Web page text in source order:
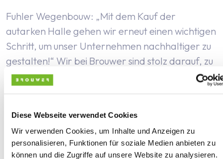
Diese Webseite verwendet Cookies
Wir verwenden Cookies, um Inhalte und Anzeigen zu
personalisieren, Funktionen für soziale Medien anbieten zu
können und die Zugriffe auf unsere Website zu analysieren.
Fuhler Wegenbouw: „Mit dem Kauf der
autarken Halle gehen wir erneut einen wichtigen
Schritt, um unser Unternehmen nachhaltiger zu
gestalten!“ Wir bei Brouwer sind stolz darauf, zu
diesem Schritt beigetragen zu haben.
hieransehen.
Wir möchten uns bei Fuhler Wegenbouw Emmen
B.V. bedanken. Nochmals vielen Dank für die